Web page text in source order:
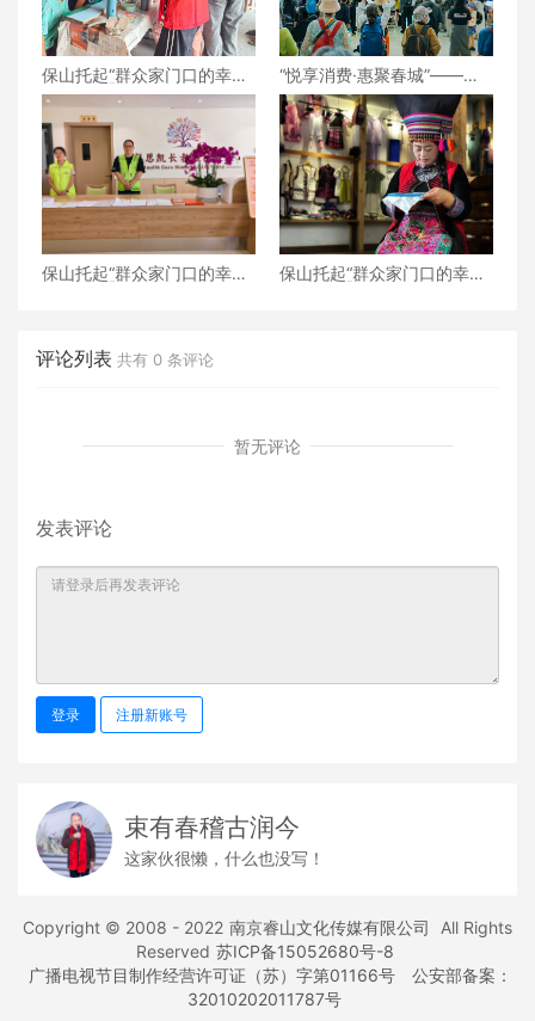
保山托起“群众家门口的幸
福”（6）‖腾冲猴桥镇：家门
口的“火塘会”，激活边疆治
理“神经末梢”
“悦享消费·惠聚春城”——
2026昆明汽车博览会盛大开
幕
保山托起“群众家门口的幸
保山托起“群众家门口的幸
评论列表 共有 0 条评论
暂无评论
发表评论
登录 注册新账号
束有春稽古润今
这家伙很懒，什么也没写！
Copyright © 2008 - 2022 南京睿山文化传媒有限公司
All Rights
Reserved 苏ICP备15052680号-8
广播电视节目制作经营许可证（苏）字第01166号
公安部备案：
32010202011787号